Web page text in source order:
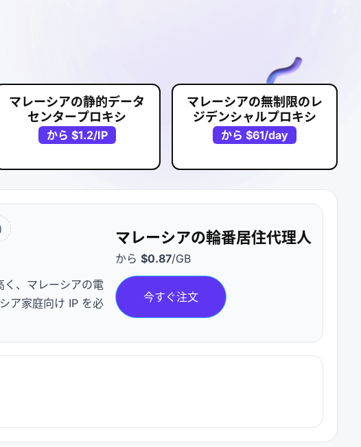
マレーシアの静的データ
センタープロキシ
から $1.2/IP
マレーシアの無制限のレ
ジデンシャルプロキシ
から $61/day
く、マレーシアの電
ア家庭向け IP を必
マレーシアの輪番居住代理人
から $0.87/GB
今すぐ注文